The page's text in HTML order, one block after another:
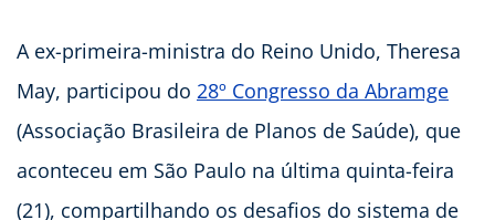
A ex-primeira-ministra do Reino Unido, Theresa
May, participou do 28º Congresso da Abramge
(Associação Brasileira de Planos de Saúde), que
aconteceu em São Paulo na última quinta-feira
(21), compartilhando os desafios do sistema de